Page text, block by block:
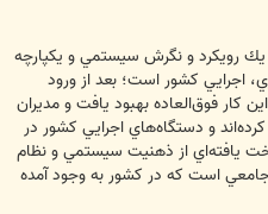
رويكرد و نگرش سيستمي‌ و يكپارچه
اجرايي كشور است؛ بعد از ورود
كار فوق‌العاده بهبود يافت و مديران
و دستگاه‌هاي اجرايي كشور در
يافته‌اي از ذهنيت سيستمي ‌و نظام
است كه در كشور به وجود آمده